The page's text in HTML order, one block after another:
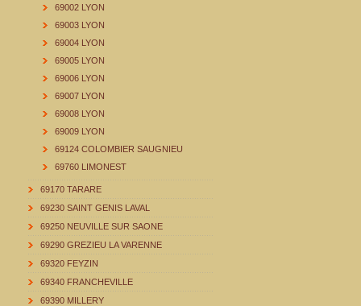
69002 LYON
69003 LYON
69004 LYON
69005 LYON
69006 LYON
69007 LYON
69008 LYON
69009 LYON
69124 COLOMBIER SAUGNIEU
69760 LIMONEST
69170 TARARE
69230 SAINT GENIS LAVAL
69250 NEUVILLE SUR SAONE
69290 GREZIEU LA VARENNE
69320 FEYZIN
69340 FRANCHEVILLE
69390 MILLERY